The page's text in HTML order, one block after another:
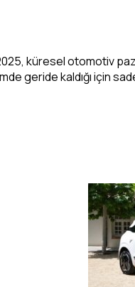
küresel otomotiv
geride kaldığı için